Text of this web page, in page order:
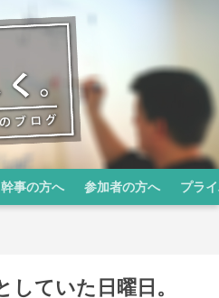
幹事の方へ 参加者の方へ プラ
ていた日曜日。